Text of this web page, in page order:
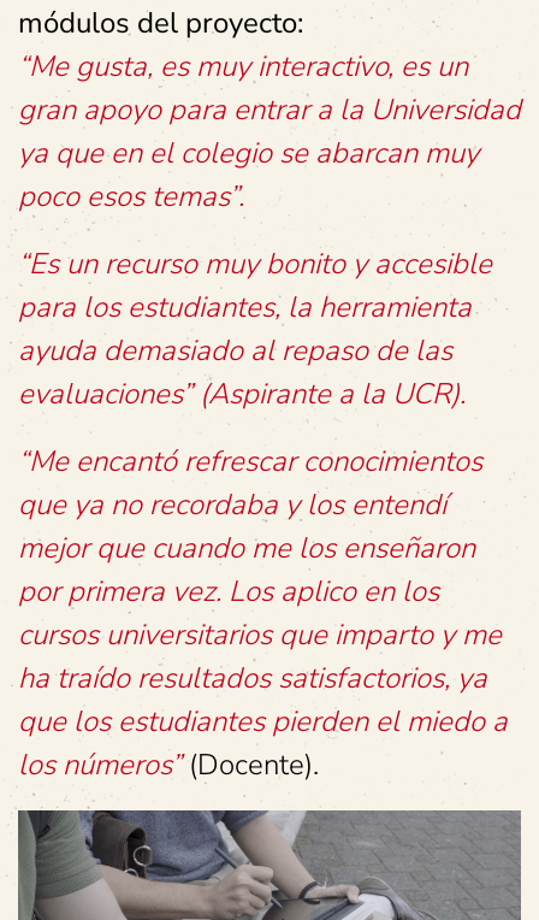
módulos del proyecto:
“Me gusta, es muy interactivo, es un
gran apoyo para entrar a la Universidad
ya que en el colegio se abarcan muy
poco esos temas”.
“Es un recurso muy bonito y accesible
para los estudiantes, la herramienta
ayuda demasiado al repaso de las
evaluaciones” (Aspirante a la UCR).
“Me encantó refrescar conocimientos
que ya no recordaba y los entendí
mejor que cuando me los enseñaron
por primera vez. Los aplico en los
cursos universitarios que imparto y me
ha traído resultados satisfactorios, ya
que los estudiantes pierden el miedo a
los números”(Docente).